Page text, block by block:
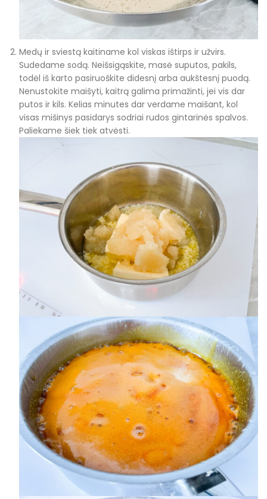
Medų ir sviestą kaitiname kol viskas ištirps ir užvirs.
Sudedame sodą. Neišsigąskite, masė suputos, pakils,
todėl iš karto pasiruoškite didesnį arba aukštesnį puodą.
Nenustokite maišyti, kaitrą galima primažinti, jei vis dar
putos ir kils. Kelias minutes dar verdame maišant, kol
visas mišinys pasidarys sodriai rudos gintarinės spalvos.
Paliekame šiek tiek atvėsti.